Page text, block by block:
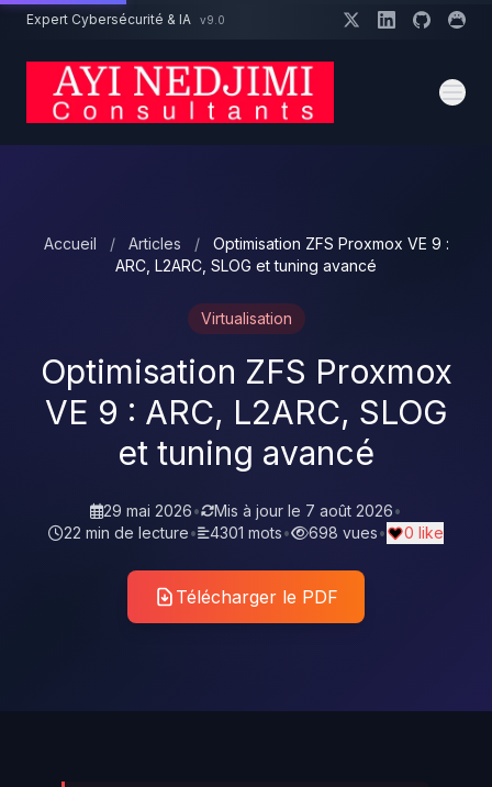
Aller au contenu principal
Expert Cybersécurité & IA v9.0
Accueil / Articles /
Optimisation ZFS Proxmox VE 9 :
ARC, L2ARC, SLOG et tuning avancé
Virtualisation
Optimisation ZFS Proxmox
VE 9 : ARC, L2ARC, SLOG
et tuning avancé
29 mai 2026• Mis à jour le 7 août 2026•
22 min de lecture• 4301 mots• 698 vues• 0 like
Télécharger le PDF
Un projet cybersécurité ?